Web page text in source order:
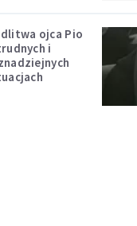
ojca Pio
i